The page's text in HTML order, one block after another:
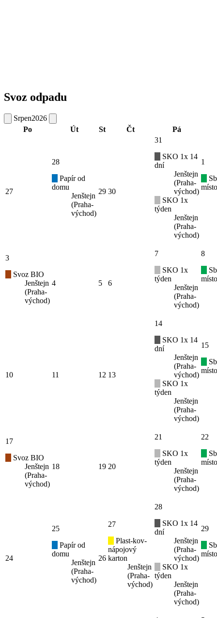
Svoz odpadu
Srpen2026
Po
Út St Čt Pá
27
28
Papír od
domu
Jenštejn
(Praha-
východ)
29 30
31
SKO 1x 14
dní
Jenštejn
(Praha-
východ)
SKO 1x
týden
Jenštejn
(Praha-
východ)
1
3
Svoz BIO
Jenštejn
(Praha-
východ)
4 5 6
7
SKO 1x
týden
Jenštejn
(Praha-
východ)
8
10 11 12 13
14
SKO 1x 14
dní
Jenštejn
(Praha-
východ)
SKO 1x
týden
Jenštejn
(Praha-
východ)
15
17
Svoz BIO
Jenštejn
(Praha-
východ)
18 19 20
21
SKO 1x
týden
Jenštejn
(Praha-
východ)
22
24
25
Papír od
domu
Jenštejn
(Praha-
východ)
26
27
Plast-kov-
nápojový
karton
Jenštejn
(Praha-
východ)
28
SKO 1x 14
dní
Jenštejn
(Praha-
východ)
SKO 1x
týden
Jenštejn
(Praha-
východ)
29